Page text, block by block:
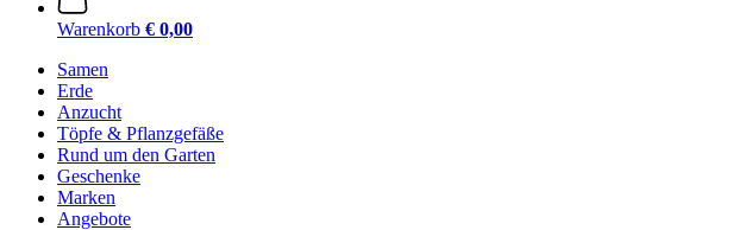
Warenkorb € 0,00
Samen
Erde
Anzucht
Töpfe & Pflanzgefäße
Rund um den Garten
Geschenke
Marken
Angebote